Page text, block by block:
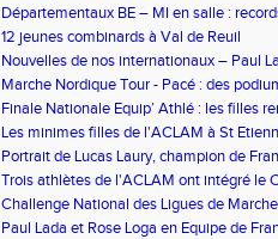
Départementaux BE – MI en salle :
!12 jeunes combinards à Val de Reuil
Nouvelles de nos internationaux – Paul
Poitiers
Marche Nordique Tour - Pacé : des
Finale Nationale Equip’ Athlé : les filles
bilan national !
Les minimes filles de l'ACLAM à St
Portrait de Lucas Laury, champion de
Nordique
Trois athlètes de l'ACLAM ont intégré le
d'Entrainement
Challenge National des Ligues de
Paul Lada et Rose Loga en Equipe de